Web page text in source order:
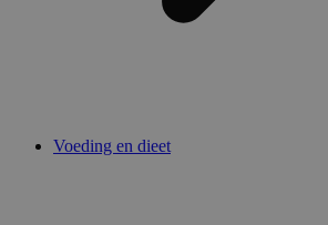
Voeding en dieet